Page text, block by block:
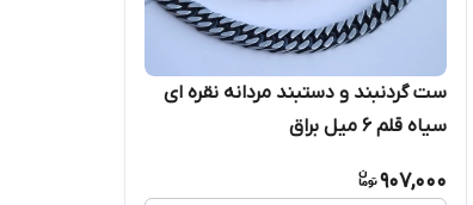
ست گردنبند و دستبند مردانه نقره ای
سیاه قلم ۶ میل براق
907,000